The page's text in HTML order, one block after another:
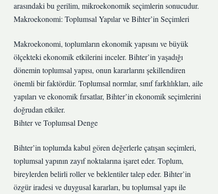
arasındaki bu gerilim, mikroekonomik seçimlerin sonucudur.
Makroekonomi: Toplumsal Yapılar ve Bihter’in Seçimleri
Makroekonomi, toplumların ekonomik yapısını ve büyük
ölçekteki ekonomik etkilerini inceler. Bihter’in yaşadığı
dönemin toplumsal yapısı, onun kararlarını şekillendiren
önemli bir faktördür. Toplumsal normlar, sınıf farklılıkları, aile
yapıları ve ekonomik fırsatlar, Bihter’in ekonomik seçimlerini
doğrudan etkiler.
Bihter ve Toplumsal Denge
Bihter’in toplumda kabul gören değerlerle çatışan seçimleri,
toplumsal yapının zayıf noktalarına işaret eder. Toplum,
bireylerden belirli roller ve beklentiler talep eder. Bihter’in
özgür iradesi ve duygusal kararları, bu toplumsal yapı ile